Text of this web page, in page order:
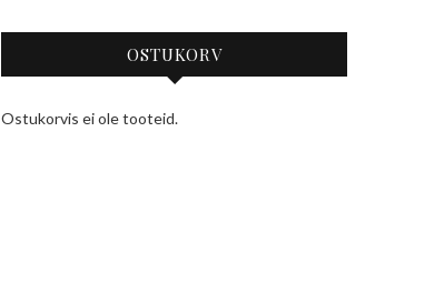
OSTUKORV
Ostukorvis ei ole tooteid.